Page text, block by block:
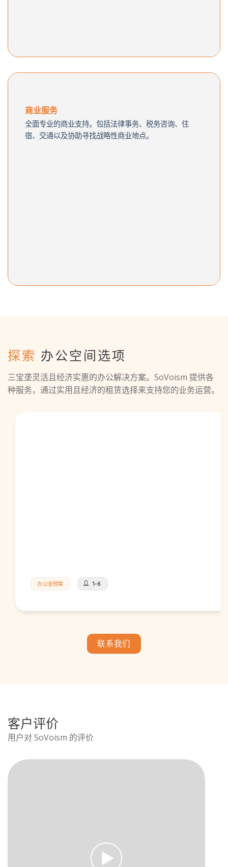
商业服务
全面专业的商业支持。包括法律事务、税务咨询、住
宿、交通以及协助寻找战略性商业地点。
探索 办公空间选项
三宝垄灵活且经济实惠的办公解决方案。SoVoism 提供各
种服务，通过实用且经济的租赁选择来支持您的业务运营。
办公室预算 1-6
联系我们
客户评价
用户对 SoVoism 的评价